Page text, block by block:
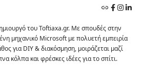
του Toftiaxa.gr. Με σπουδές στην
μηχανικό Microsoft με πολυετή εμπειρία
για DIY & διακόσμηση, μοιράζεται μαζί
κόλπα και φρέσκες ιδέες για το σπίτι.